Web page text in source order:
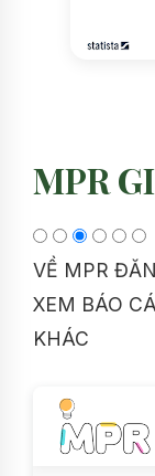
MPR
VỀ MPR
XEM BÁO
KHÁC